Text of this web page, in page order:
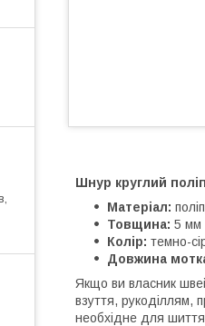
Шнур круглий
Матеріал:
Товщина: 5 мм
Колір: темно-
Довжина
Якщо ви власник
взуття, рукоділлям,
необхідне для